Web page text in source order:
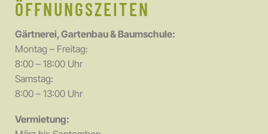
ÖFFNUNGSZEITEN
Gärtnerei, Gartenbau & Baumschule:
Montag – Freitag:
8:00 – 18:00 Uhr
Samstag:
8:00 – 13:00 Uhr
Vermietung: